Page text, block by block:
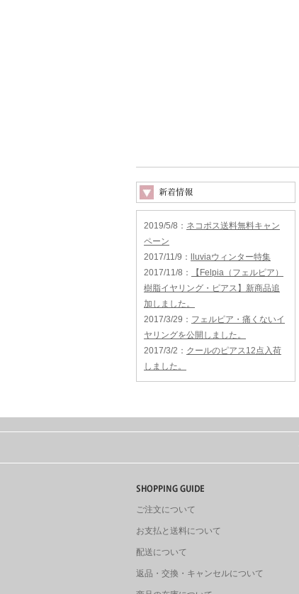
2019/5/8 ： ネコポス送料無料キャン
ペーン
2017/11/9 ：
lluviaウィンター特集
2017/11/8 ：
【Felpia（フェルピア）
樹脂イヤリング・ピアス】新商品追
加しました。
2017/3/29 ： フェルピア・痛くないイ
ヤリングを公開しました。
2017/3/2 ： クールのピアス12点入荷
しました。
ご注文について
お支払と送料について
配送について
返品・交換・キャンセルについて